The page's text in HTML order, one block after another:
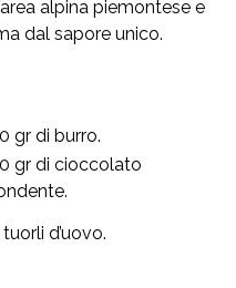
alpina piemontese e
dal sapore unico.
gr di burro.
gr di cioccolato
tuorli d’uovo.